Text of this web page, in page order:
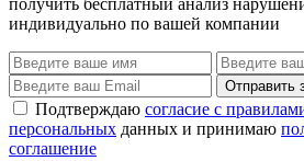
получить бесплатный анализ
индивидуально по вашей компании
Отправить
Подтверждаю согласие с
персональных данных и принимаю
соглашение